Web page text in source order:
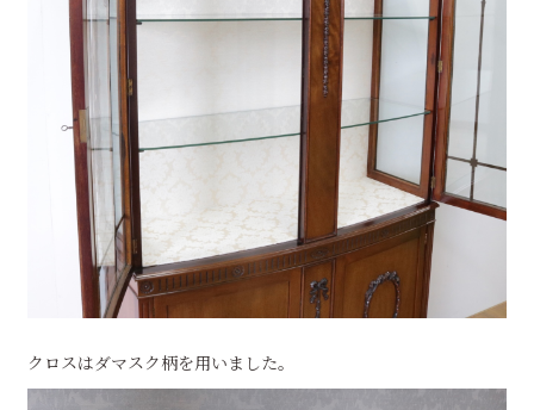
クロスはダマスク柄を用いました。